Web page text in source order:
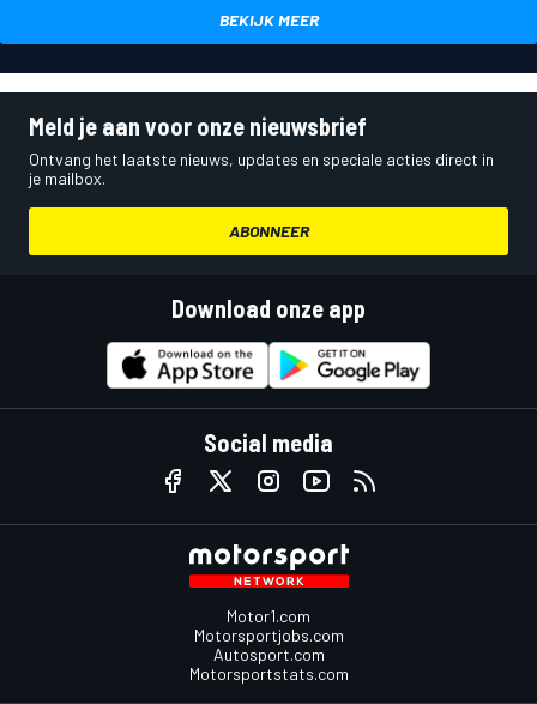
BEKIJK MEER
Meld je aan voor onze nieuwsbrief
Ontvang het laatste nieuws, updates en speciale acties direct in
je mailbox.
ABONNEER
Download onze app
Social media
Motor1.com
Motorsportjobs.com
Autosport.com
Motorsportstats.com